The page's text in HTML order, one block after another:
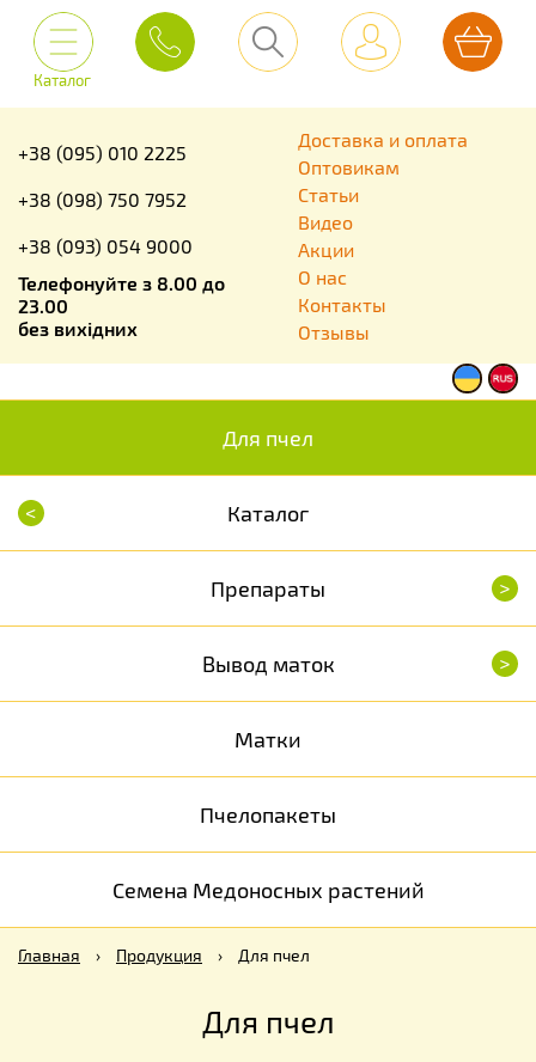
Каталог
+38 (095) 010 2225
+38 (098) 750 7952
+38 (093) 054 9000
Телефонуйте з 8.00 до
23.00
без вихідних
Доставка и оплата
Оптовикам
Статьи
Видео
Акции
О нас
Контакты
Отзывы
Для пчел
< Каталог
Препараты >
Вывод маток >
Матки
Пчелопакеты
Семена Медоносных растений
Главная › Продукция › Для пчел
Для пчел